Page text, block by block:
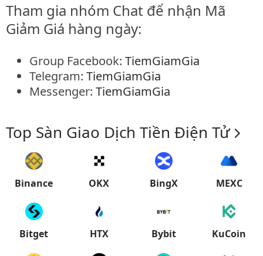
Tham gia nhóm Chat để nhận Mã
Giảm Giá hàng ngày:
Group Facebook: TiemGiamGia
Telegram: TiemGiamGia
Messenger: TiemGiamGia
Top Sàn Giao Dịch Tiền Điện Tử
Binance OKX BingX MEXC
Bitget HTX Bybit KuCoin